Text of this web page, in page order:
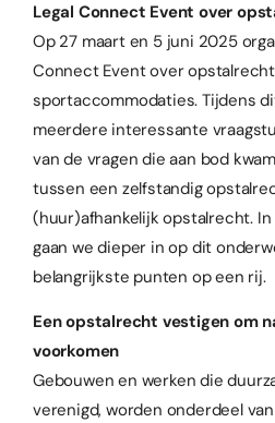
Legal Connect Event over
Op 27 maart en 5 juni 2025
Connect Event over
sportaccommodaties. Tijdens
meerdere interessante
van de vragen die aan bod
tussen een zelfstandig
(huur)afhankelijk opstalrecht.
gaan we dieper in op dit
belangrijkste punten op een rij.
Een opstalrecht vestigen om
voorkomen
Gebouwen en werken die
verenigd, worden onderdeel